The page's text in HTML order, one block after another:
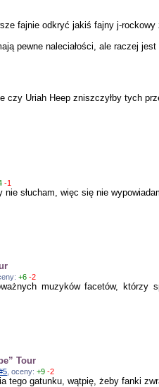
fajnie odkryć jakiś fajny j-
pewne naleciałości, ale raczej
Uriah Heep zniszczyłby tych
-1
słucham, więc się nie
+6 -2
muzyków facetów, którzy
Tour
, oceny:+9 -2
tego gatunku, wątpię, żeby fanki